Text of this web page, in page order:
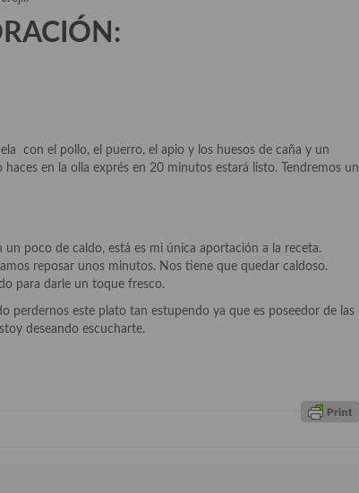
con el pollo, el puerro, el apio y los huesos de caña y un
en la olla exprés en 20 minutos estará listo. Tendremos un
poco de caldo, está es mi única aportación a la receta.
reposar unos minutos. Nos tiene que quedar caldoso.
para darle un toque fresco.
perdernos este plato tan estupendo ya que es poseedor de las
deseando escucharte.